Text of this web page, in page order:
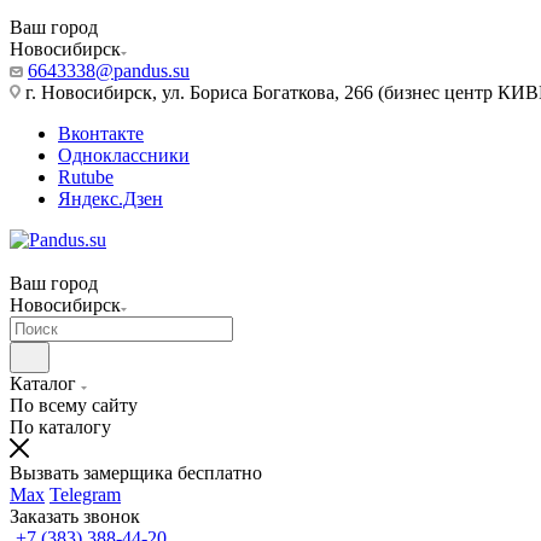
Ваш город
Новосибирск
6643338@pandus.su
г. Новосибирск, ул. Бориса Богаткова, 266 (бизнес центр
Вконтакте
Одноклассники
Rutube
Яндекс.Дзен
Ваш город
Новосибирск
Каталог
По всему сайту
По каталогу
Вызвать замерщика бесплатно
Max Telegram
Заказать звонок